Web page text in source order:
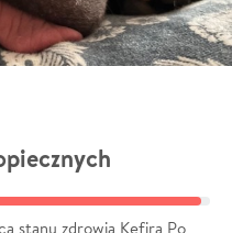
stanu zdrowia Kefira Po